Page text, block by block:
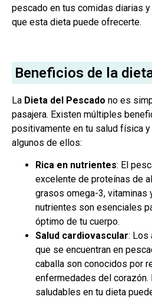
pescado en tus comidas diarias
que esta dieta puede ofrecerte.
Beneficios de la
La Dieta del Pescado no es
pasajera. Existen múltiples
positivamente en tu salud física y
algunos de ellos:
Rica en nutrientes: El
excelente de proteínas de
grasos omega-3, vitaminas
nutrientes son esenciales
óptimo de tu cuerpo.
Salud cardiovascular: Los
que se encuentran en
caballa son conocidos por
enfermedades del
saludables en tu dieta